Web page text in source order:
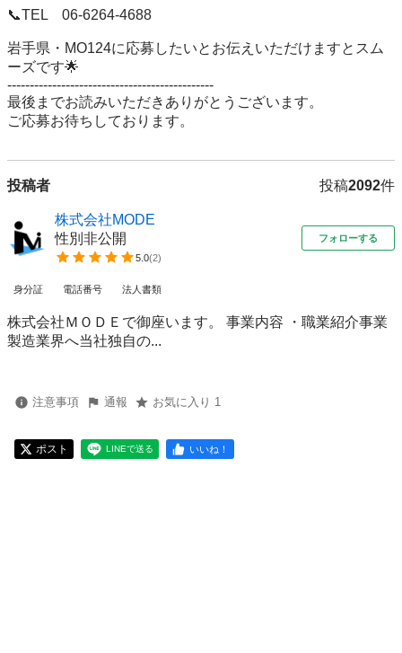
📞TEL　06-6264-4688
岩手県・MO124に応募したいとお伝えいただけますとスム
ーズです🌟
----------------------------------------------
最後までお読みいただきありがとうございます。
ご応募お待ちしております。
投稿者 投稿2092件
株式会社MODE
性別非公開
5.0(2)
フォローする
身分証 電話番号 法人書類
株式会社ＭＯＤＥで御座います。 事業内容 ・職業紹介事業
製造業界へ当社独自の...
注意事項 通報 お気に入り 1
ポスト LINEで送る いいね！